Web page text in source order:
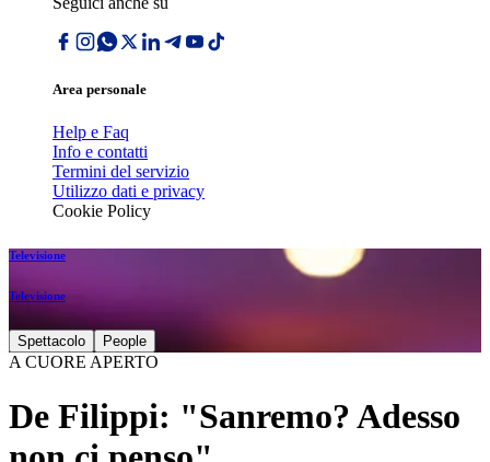
Area personale
Help e Faq
Info e contatti
Termini del servizio
Utilizzo dati e privacy
Cookie Policy
Televisione
Televisione
Spettacolo People
A CUORE APERTO
De Filippi: "Sanremo? Adesso